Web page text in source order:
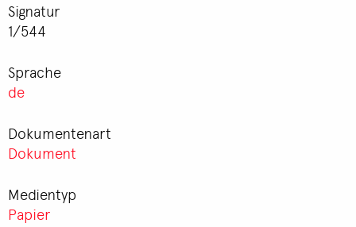
Signatur
1/544
Sprache
de
Dokumentenart
Dokument
Medientyp
Papier